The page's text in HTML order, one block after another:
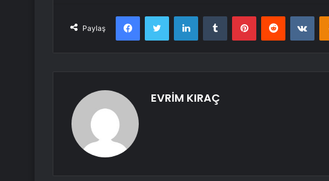
Paylaş
FacebookTwitter LinkedInTumblr PinterestReddit
EVRİM KIRAÇ